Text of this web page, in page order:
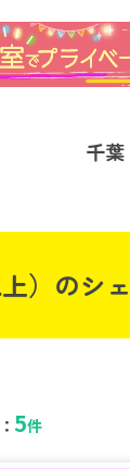
千葉
）のシ
5件